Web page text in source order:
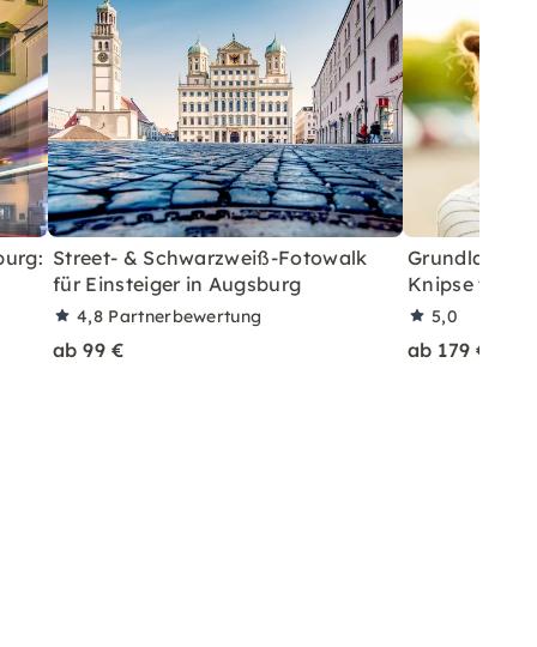
Street- & Schwarzweiß-Fotowalk
für Einsteiger in Augsburg
4,8 Partnerbewertung
ab 99 €
Grundlagen
Knipse tolle
5,0
ab 179 €